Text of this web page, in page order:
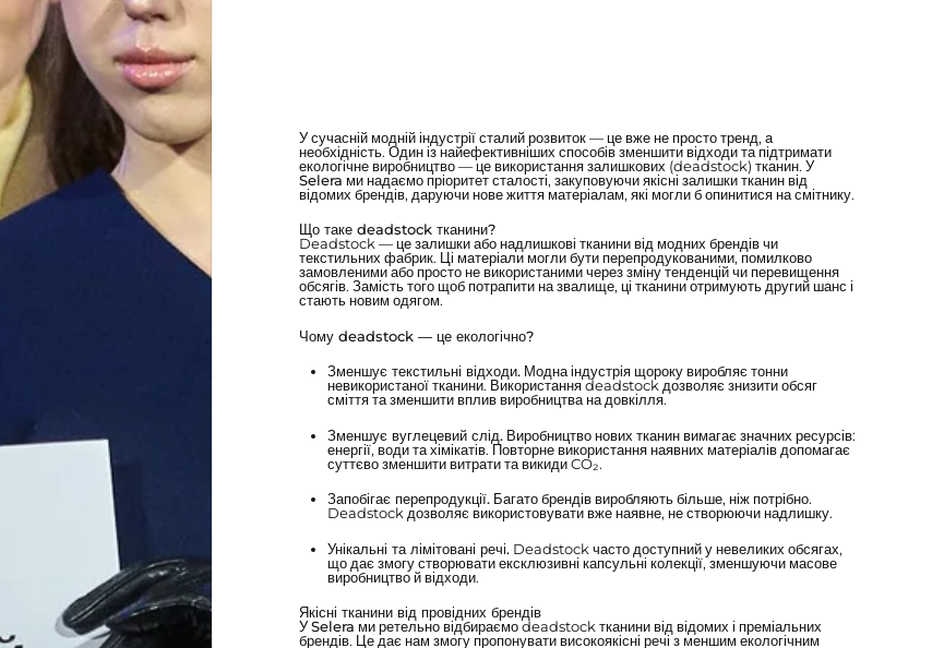
У сучасній модній індустрії сталий розвиток — це вже не просто тренд, а
необхідність. Один із найефективніших способів зменшити відходи та підтримати
екологічне виробництво — це використання залишкових (deadstock) тканин. У
Selera ми надаємо пріоритет сталості, закуповуючи якісні залишки тканин від
відомих брендів, даруючи нове життя матеріалам, які могли б опинитися на смітнику.
Що таке deadstock тканини?
Deadstock — це залишки або надлишкові тканини від модних брендів чи
текстильних фабрик. Ці матеріали могли бути перепродукованими, помилково
замовленими або просто не використаними через зміну тенденцій чи перевищення
обсягів. Замість того щоб потрапити на звалище, ці тканини отримують другий шанс і
стають новим одягом.
Чому deadstock — це екологічно?
Зменшує текстильні відходи.Модна індустрія щороку виробляє тонни
невикористаної тканини. Використання deadstock дозволяє знизити обсяг
сміття та зменшити вплив виробництва на довкілля.
Зменшує вуглецевий слід.Виробництво нових тканин вимагає значних ресурсів:
енергії, води та хімікатів. Повторне використання наявних матеріалів допомагає
суттєво зменшити витрати та викиди CO₂.
Запобігає перепродукції.Багато брендів виробляють більше, ніж потрібно.
Deadstock дозволяє використовувати вже наявне, не створюючи надлишку.
Унікальні та лімітовані речі.Deadstock часто доступний у невеликих обсягах,
що дає змогу створювати ексклюзивні капсульні колекції, зменшуючи масове
виробництво й відходи.
Якісні тканини від провідних брендів
УSelera ми ретельно відбираємо deadstock тканини від відомих і преміальних
брендів. Це дає нам змогу пропонувати високоякісні речі з меншим екологічним